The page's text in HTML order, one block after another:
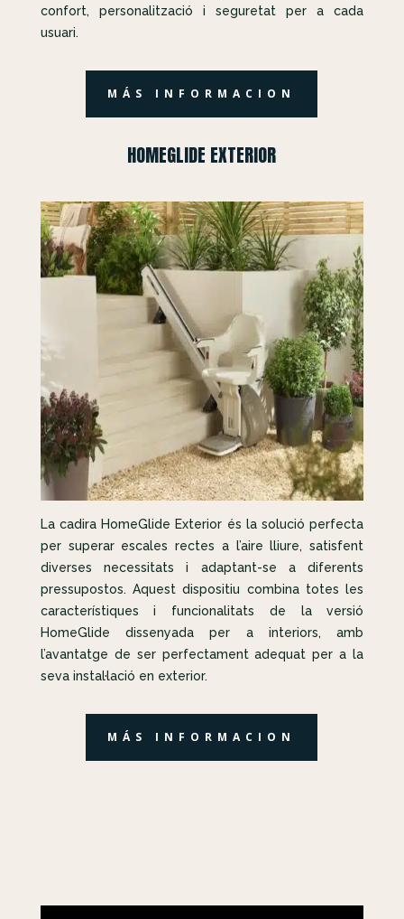
confort, personalització i seguretat per a cada
usuari.
MÁS INFORMACION
HOMEGLIDE EXTERIOR
La cadira HomeGlide Exterior és la solució perfecta
per superar escales rectes a l’aire lliure, satisfent
diverses necessitats i adaptant-se a diferents
pressupostos. Aquest dispositiu combina totes les
característiques i funcionalitats de la versió
HomeGlide dissenyada per a interiors, amb
l’avantatge de ser perfectament adequat per a la
seva instal·lació en exterior.
MÁS INFORMACION